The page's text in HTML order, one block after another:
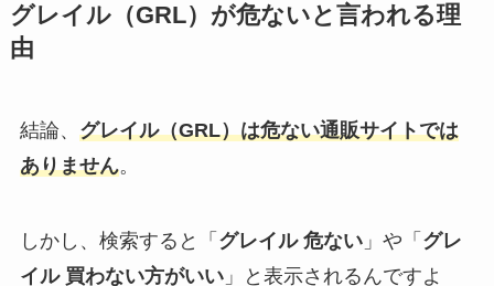
グレイル（GRL）が危ないと言われる理
由
結論、 グレイル（GRL）は危ない通販サイトでは
ありません。
しかし、検索すると「 グレイル 危ない」や「 グレ
イル 買わない方がいい」と表示されるんですよ